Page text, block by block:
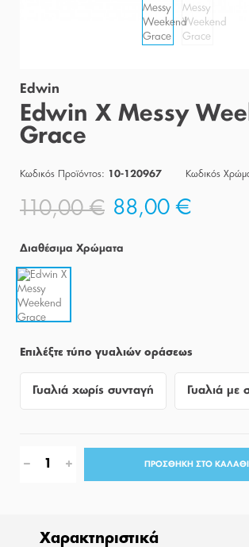
Edwin
Edwin X Messy
Grace
Κωδικός Προϊόντος: 10-120967 Κωδικός
110,00 € 88,00 €
Διαθέσιμα Χρώματα
Επιλέξτε τύπο γυαλιών οράσεως
Γυαλιά χωρίς συνταγή Γυαλιά με
ΠΡΟΣΘΗΚΗ ΣΤΟ ΚΑΛΑΘΙ
Χαρακτηριστικά